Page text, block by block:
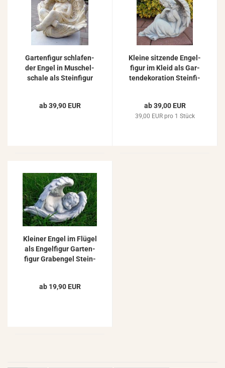
Gar­ten­fi­gur schla­fen­
der Engel in Mu­schel­
scha­le als Stein­fi­gur
ab 39,90 EUR
Klei­ne sit­zen­de En­gel­
fi­gur im Kleid als Gar­
ten­de­ko­ra­ti­on Stein­fi­
ab 39,00 EUR
39,00 EUR pro 1 Stück
Klei­ner Engel im Flü­gel
als En­gel­fi­gur Gar­ten­
fi­gur Gra­ben­gel Stein­
ab 19,90 EUR